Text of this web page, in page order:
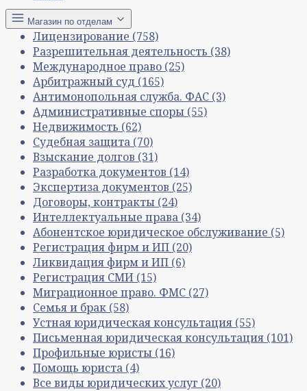
Магазин по отделам
Лицензирование (758)
Разрешительная деятельность (38)
Международное право (25)
Арбитражный суд (165)
Антимонопольная служба. ФАС (3)
Административные споры (55)
Недвижимость (62)
Судебная защита (70)
Взыскание долгов (31)
Разработка документов (14)
Экспертиза документов (25)
Договоры, контракты (24)
Интеллектуальные права (34)
Абонентское юридическое обслуживание (5)
Регистрация фирм и ИП (20)
Ликвидация фирм и ИП (6)
Регистрация СМИ (15)
Миграционное право. ФМС (27)
Семья и брак (58)
Устная юридическая консультация (55)
Письменная юридическая консультация (101)
Профильные юристы (16)
Помощь юриста (4)
Все виды юридических услуг (20)